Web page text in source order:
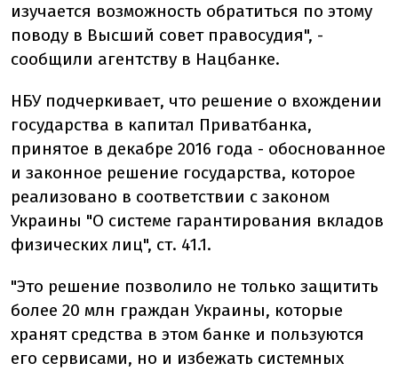
изучается возможность обратиться по этому
поводу в Высший совет правосудия", -
сообщили агентству в Нацбанке.
НБУ подчеркивает, что решение о вхождении
государства в капитал Приватбанка,
принятое в декабре 2016 года - обоснованное
и законное решение государства, которое
реализовано в соответствии с законом
Украины "О системе гарантирования вкладов
физических лиц", ст. 41.1.
"Это решение позволило не только защитить
более 20 млн граждан Украины, которые
хранят средства в этом банке и пользуются
его сервисами, но и избежать системных